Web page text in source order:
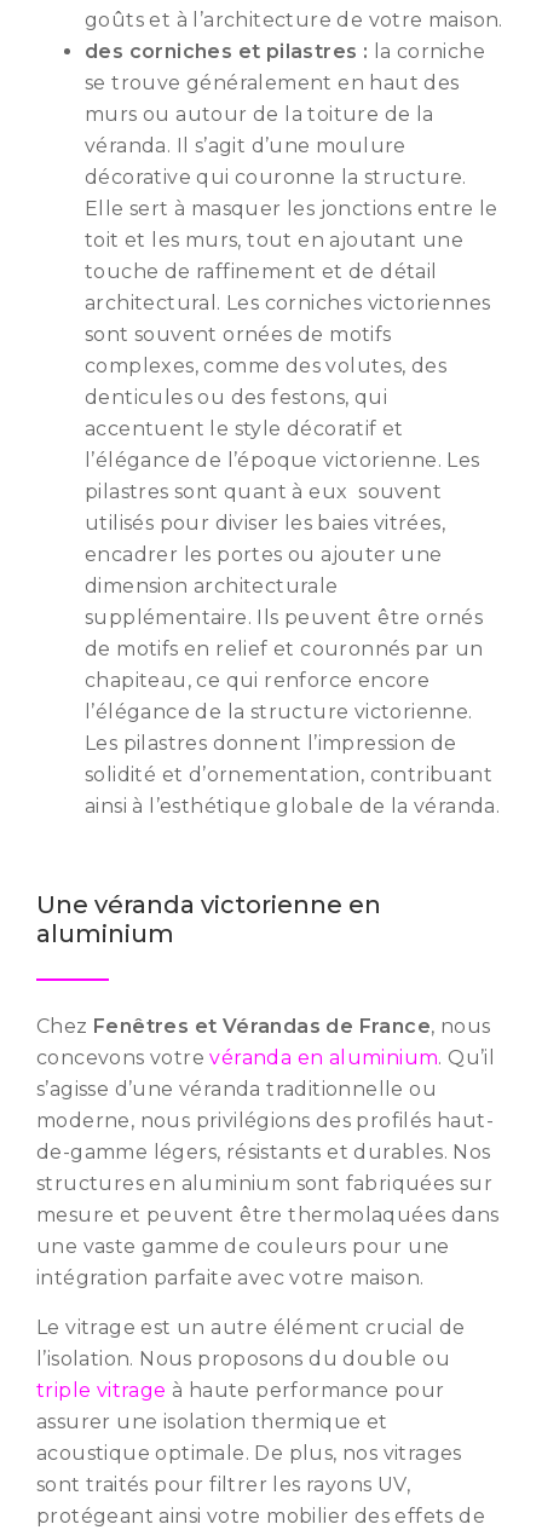
goûts et à l’architecture de votre maison.
des corniches et pilastres : la corniche
se trouve généralement en haut des
murs ou autour de la toiture de la
véranda. Il s’agit d’une moulure
décorative qui couronne la structure.
Elle sert à masquer les jonctions entre le
toit et les murs, tout en ajoutant une
touche de raffinement et de détail
architectural. Les corniches victoriennes
sont souvent ornées de motifs
complexes, comme des volutes, des
denticules ou des festons, qui
accentuent le style décoratif et
l’élégance de l’époque victorienne. Les
pilastres sont quant à eux souvent
utilisés pour diviser les baies vitrées,
encadrer les portes ou ajouter une
dimension architecturale
supplémentaire. Ils peuvent être ornés
de motifs en relief et couronnés par un
chapiteau, ce qui renforce encore
l’élégance de la structure victorienne.
Les pilastres donnent l’impression de
solidité et d’ornementation, contribuant
ainsi à l’esthétique globale de la véranda.
Une véranda victorienne en
aluminium
Chez Fenêtres et Vérandas de France, nous
concevons votrevéranda en aluminium. Qu’il
s’agisse d’une véranda traditionnelle ou
moderne, nous privilégions des profilés haut-
de-gamme légers, résistants et durables. Nos
structures en aluminium sont fabriquées sur
mesure et peuvent être thermolaquées dans
une vaste gamme de couleurs pour une
intégration parfaite avec votre maison.
Le vitrage est un autre élément crucial de
l’isolation. Nous proposons du double ou
triple vitrage à haute performance pour
assurer une isolation thermique et
acoustique optimale. De plus, nos vitrages
sont traités pour filtrer les rayons UV,
protégeant ainsi votre mobilier des effets de